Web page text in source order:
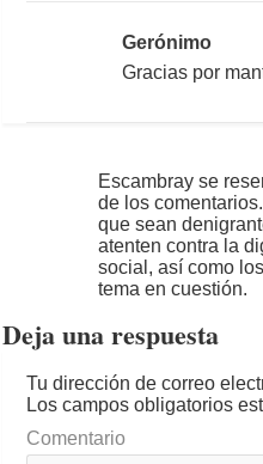
Gerónimo
Gracias por
Escambray se
de los
que sean
atenten contra la
social, así como
tema en cuestión.
Deja una respuesta
Tu dirección de correo
Los campos obligatorios
Comentario